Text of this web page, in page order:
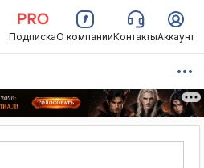
ПодпискаО компанииКонтактыАккаунт